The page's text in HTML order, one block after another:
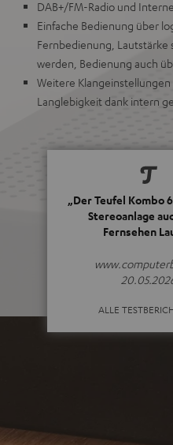
DAB+/FM-Radio und
Einfache Bedienung über
Fernbedienung,
werden, Bedienung auch
Weitere
Langlebigkeit dank intern
„Der Teufel Kombo
Stereoanlage
Fernsehen
ALLE